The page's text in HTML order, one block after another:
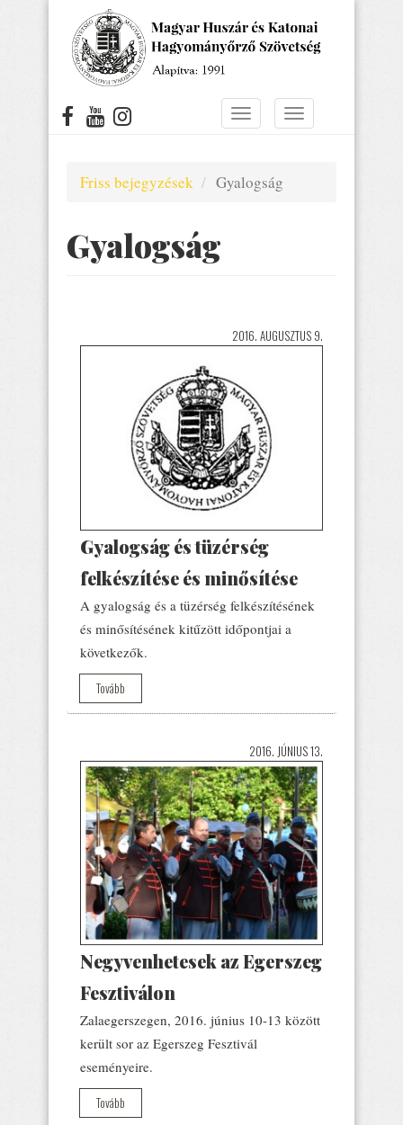
Navigáció
Navigáció
Friss bejegyzések
Gyalogság
Gyalogság
2016. AUGUSZTUS 9.
Gyalogság és tüzérség
felkészítése és minősítése
A gyalogság és a tüzérség felkészítésének
és minősítésének kitűzött időpontjai a
következők.
Tovább
2016. JÚNIUS 13.
Negyvenhetesek az Egerszeg
Fesztiválon
Zalaegerszegen, 2016. június 10-13 között
került sor az Egerszeg Fesztivál
eseményeire.
Tovább